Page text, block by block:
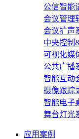
公信智能
会议管理
会议扩声
中央控制
可视化媒
公共广播
智能互动
摄像跟踪
智能电子
舞台灯光
应用案例